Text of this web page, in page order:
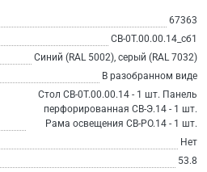
67363
СВ-0Т.00.00.14_сб1
Синий (RAL 5002), серый (RAL 7032)
В разобранном виде
Стол СВ-0Т.00.00.14 - 1 шт. Панель
перфорированная СВ-Э.14 - 1 шт.
Рама освещения СВ-РО.14 - 1 шт.
Нет
53.8